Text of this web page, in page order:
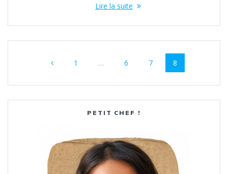
Lire la suite
sein
articles
Page
1 … Page
6 Page
7 Page
8
PETIT CHEF !